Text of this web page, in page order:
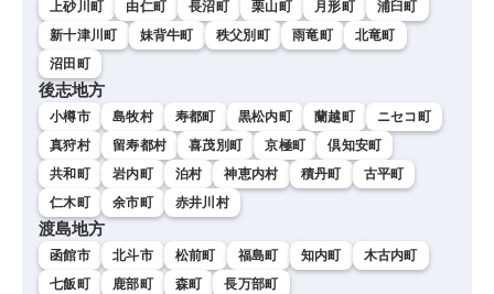
上砂川町
由仁町 長沼町 栗山町 月形町
浦臼町
新十津川町
妹背牛町 秩父別町 雨竜町
北竜町
沼田町
後志地方
小樽市 島牧村 寿都町 黒松内町 蘭越町
ニセコ町
真狩村
留寿都村 喜茂別町 京極町
倶知安町
共和町
岩内町 泊村 神恵内村 積丹町
古平町
仁木町
余市町 赤井川村
渡島地方
函館市 北斗市 松前町 福島町 知内町
木古内町
七飯町
鹿部町 森町 長万部町